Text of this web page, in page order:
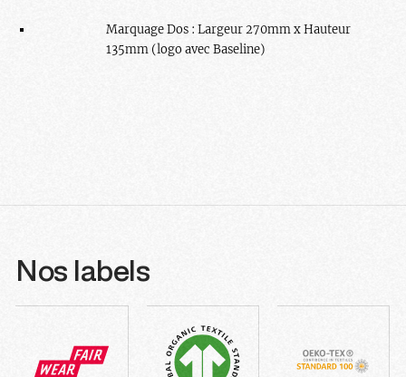
Marquage Dos : Largeur 270mm x Hauteur
135mm (logo avec Baseline)
Nos labels